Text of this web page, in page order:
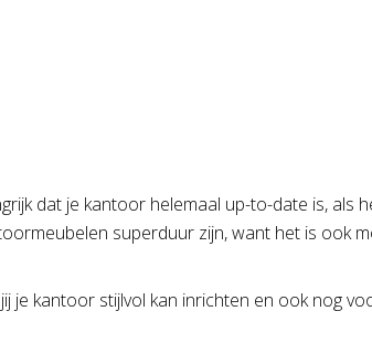
dat je kantoor helemaal up-to-date is,
superduur zijn, want het is ook
je kantoor stijlvol kan inrichten en ook nog